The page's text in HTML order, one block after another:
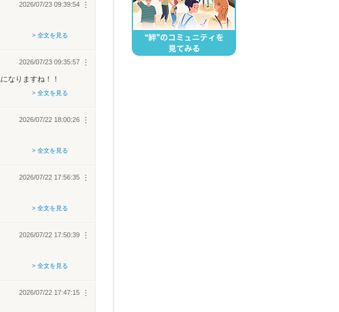
︙
2026/07/23 09:39:54
> 全文を見る
︙
2026/07/23 09:35:57
なりますね！！
> 全文を見る
︙
2026/07/22 18:00:26
> 全文を見る
︙
2026/07/22 17:56:35
> 全文を見る
︙
2026/07/22 17:50:39
> 全文を見る
︙
2026/07/22 17:47:15